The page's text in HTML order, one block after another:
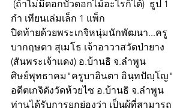
(ถ้าไม่มีดอกบัวดอกไม้อะไรก็ได้)  ธูป 1
กำ เทียนเล่มเล็ก 1 แพ็ก
ปิดท้ายด้วยพระเกจิหนุ่มนักพัฒนา...ครู
บากฤษดา สุเมโธ เจ้าอาวาสวัดป่ายาง
(สันพระเจ้าแดง) อ.บ้านธิ จ.ลำพูน
ศิษย์พุทธาคม"ครูบาอินตา อินฺทปัญฺโญ"
อดีตเกจิดังวัดห้วยไซ อ.บ้านธิ จ.ลำพูน
ท่านได้รับการยกย่องว่า เป็นผู้ที่สามารถ